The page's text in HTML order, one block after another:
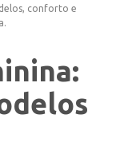
conforto e